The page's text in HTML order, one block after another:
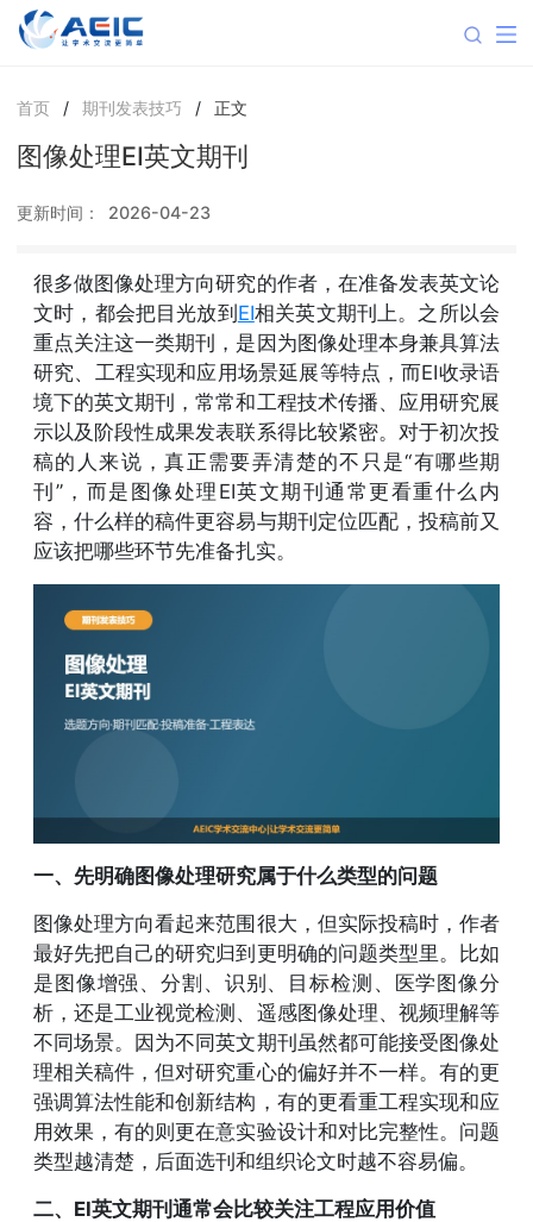
首页 / 期刊发表技巧 / 正文
图像处理EI英文期刊
更新时间： 2026-04-23
很多做图像处理方向研究的作者，在准备发表英文论
文时，都会把目光放到EI相关英文期刊上。之所以会
重点关注这一类期刊，是因为图像处理本身兼具算法
研究、工程实现和应用场景延展等特点，而EI收录语
境下的英文期刊，常常和工程技术传播、应用研究展
示以及阶段性成果发表联系得比较紧密。对于初次投
稿的人来说，真正需要弄清楚的不只是“有哪些期
刊”，而是图像处理EI英文期刊通常更看重什么内
容，什么样的稿件更容易与期刊定位匹配，投稿前又
应该把哪些环节先准备扎实。
一、先明确图像处理研究属于什么类型的问题
图像处理方向看起来范围很大，但实际投稿时，作者
最好先把自己的研究归到更明确的问题类型里。比如
是图像增强、分割、识别、目标检测、医学图像分
析，还是工业视觉检测、遥感图像处理、视频理解等
不同场景。因为不同英文期刊虽然都可能接受图像处
理相关稿件，但对研究重心的偏好并不一样。有的更
强调算法性能和创新结构，有的更看重工程实现和应
用效果，有的则更在意实验设计和对比完整性。问题
类型越清楚，后面选刊和组织论文时越不容易偏。
二、EI英文期刊通常会比较关注工程应用价值